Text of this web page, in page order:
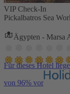
VIP Check-In
Pickalbatros Sea
Ägypten - Marsa
Für dieses Hotel
von 96% vor